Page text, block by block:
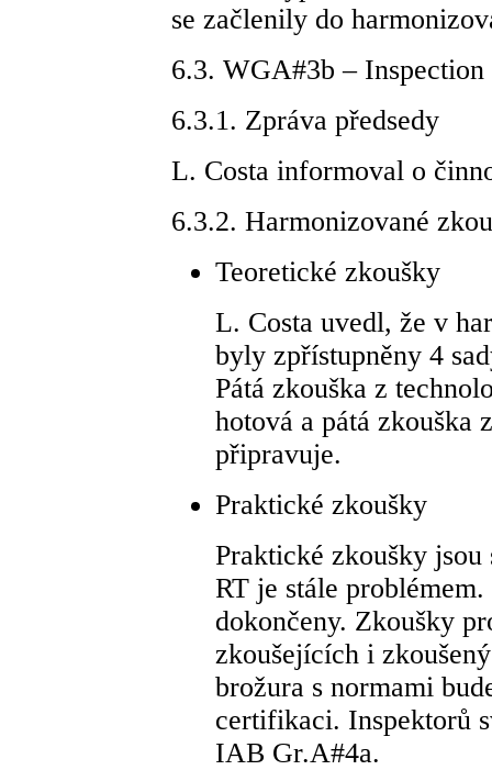
se začlenily do
6.3. WGA#3b –
6.3.1. Zpráva předsedy
L. Costa informoval o
6.3.2. Harmonizované
Teoretické zkoušky
L. Costa uvedl, že v
byly zpřístupněny 4
Pátá zkouška z
hotová a pátá zkouška
připravuje.
Praktické zkoušky
Praktické zkoušky
RT je stále
dokončeny. Zkoušky
zkoušejících i
brožura s normami
certifikaci. Inspektorů
IAB Gr.A#4a.